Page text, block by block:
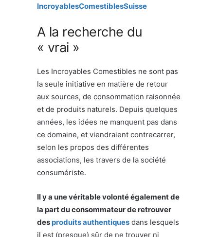
IncroyablesComestiblesSuisse
A la recherche du
« vrai »
Les Incroyables Comestibles ne sont pas
la seule initiative en matière de retour
aux sources, de consommation raisonnée
et de produits naturels. Depuis quelques
années, les idées ne manquent pas dans
ce domaine, et viendraient contrecarrer,
selon les propos des différentes
associations, les travers de la société
consumériste.
Il y a une véritable volonté également de
la part du consommateur de retrouver
des produits authentiques dans lesquels
il est (presque) sûr de ne trouver ni